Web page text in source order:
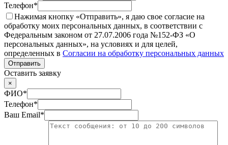
Телефон*
Нажимая кнопку «Отправить», я даю свое согласие на
обработку моих персональных данных, в соответствии с
Федеральным законом от 27.07.2006 года №152-ФЗ «О
персональных данных», на условиях и для целей,
определенных в Согласии на обработку персональных данных
Отправить
Оставить заявку
×
ФИО*
Телефон*
Ваш Email*